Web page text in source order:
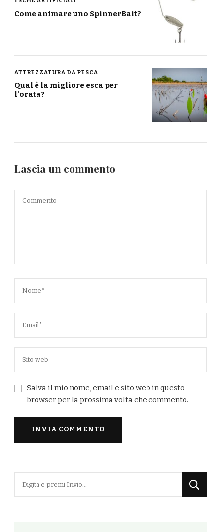
Come animare uno SpinnerBait?
ATTREZZATURA DA PESCA
Qual è la migliore esca per
l’orata?
Lascia un commento
Salva il mio nome, email e sito web in questo
browser per la prossima volta che commento.
Cerchi